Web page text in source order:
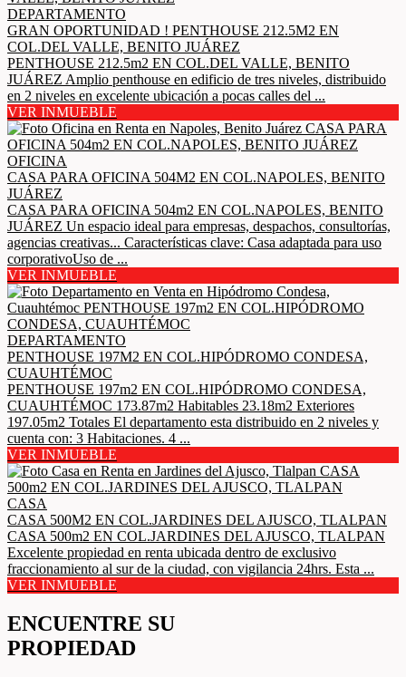
DEPARTAMENTO
GRAN OPORTUNIDAD ! PENTHOUSE 212.5M2 EN
COL.DEL VALLE, BENITO JUÁREZ
PENTHOUSE 212.5m2 EN COL.DEL VALLE, BENITO
JUÁREZ Amplio penthouse en edificio de tres niveles, distribuido
en 2 niveles en excelente ubicación a pocas calles del ...
VER INMUEBLE
OFICINA
CASA PARA OFICINA 504M2 EN COL.NAPOLES, BENITO
JUÁREZ
CASA PARA OFICINA 504m2 EN COL.NAPOLES, BENITO
JUÁREZ Un espacio ideal para empresas, despachos, consultorías,
agencias creativas... Características clave: Casa adaptada para uso
corporativoUso de ...
VER INMUEBLE
DEPARTAMENTO
PENTHOUSE 197M2 EN COL.HIPÓDROMO CONDESA,
CUAUHTÉMOC
PENTHOUSE 197m2 EN COL.HIPÓDROMO CONDESA,
CUAUHTÉMOC 173.87m2 Habitables 23.18m2 Exteriores
197.05m2 Totales El departamento esta distribuido en 2 niveles y
cuenta con: 3 Habitaciones. 4 ...
VER INMUEBLE
CASA
CASA 500M2 EN COL.JARDINES DEL AJUSCO, TLALPAN
CASA 500m2 EN COL.JARDINES DEL AJUSCO, TLALPAN
Excelente propiedad en renta ubicada dentro de exclusivo
fraccionamiento al sur de la ciudad, con vigilancia 24hrs. Esta ...
VER INMUEBLE
ENCUENTRE SU
PROPIEDAD